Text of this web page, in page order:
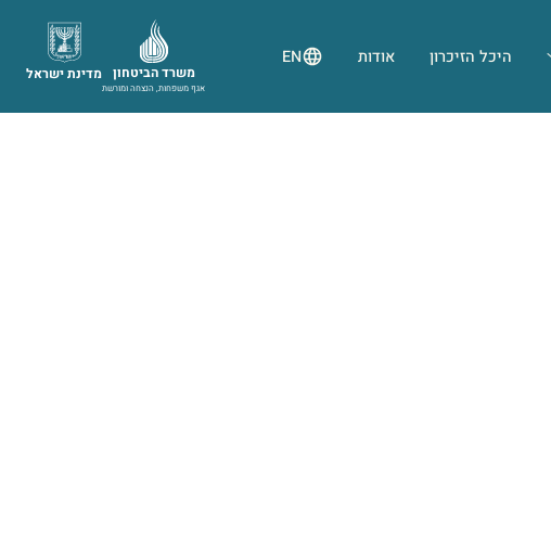
היכל הזיכרון אודות EN
מדינת ישראל משרד הביטחון
אגף משפחות, הנצחה ומורשת